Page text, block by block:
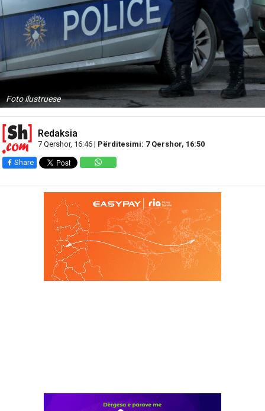
Foto ilustruese
Redaksia
7 Qershor, 16:46 | Përditesimi: 7 Qershor, 16:50
Share